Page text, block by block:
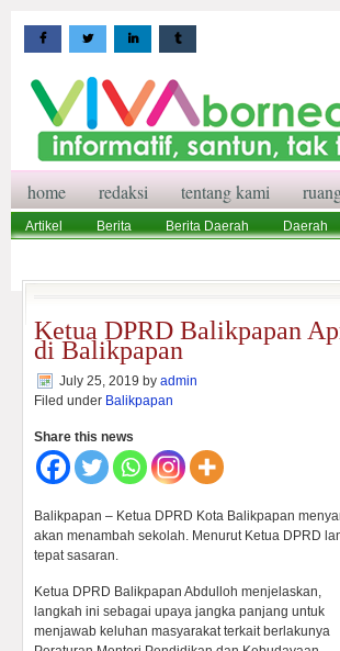
home redaksi tentang kami
Artikel Berita Berita Daerah Daerah
Ketua DPRD Balikpapan
di Balikpapan
July 25, 2019 by admin
Filed under Balikpapan
Share this news
Balikpapan – Ketua DPRD Kota Balikpapan
akan menambah sekolah. Menurut Ketua DPRD
tepat sasaran.
Ketua DPRD Balikpapan Abdulloh menjelaskan,
langkah ini sebagai upaya jangka panjang untuk
menjawab keluhan masyarakat terkait berlakunya